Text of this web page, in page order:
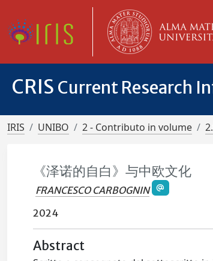
CRIS Current Research
IRIS UNIBO 2 - Contributo in volume
《泽诺的自白》与中欧文化
FRANCESCO CARBOGNIN
2024
Abstract